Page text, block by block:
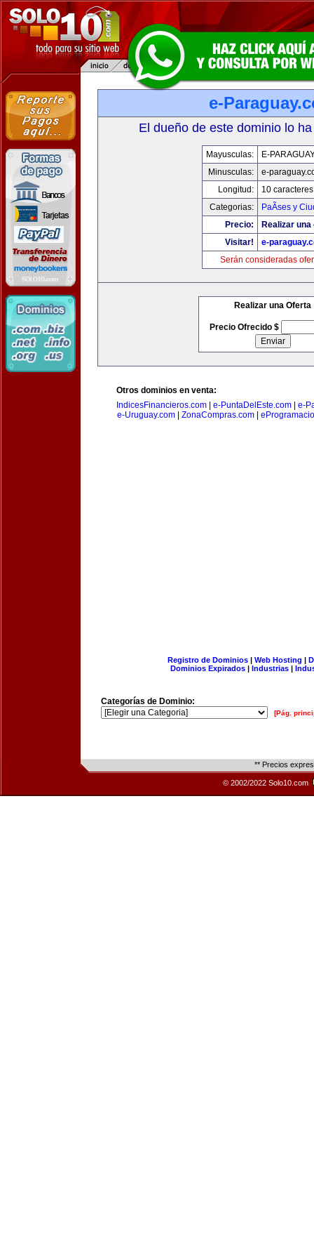
e-
El dueño de este dominio lo
Mayusculas:
E-
Minusculas:
e-
Longitud:
10 caracteres
Categorias:
PaÃ­ses y
Precio:
Realizar
Visitar!
e-
Serán consideradas
Realizar una Oferta
Precio Ofrecido $
Otros dominios en venta:
IndicesFinancieros.com
e-PuntaDelEste.com
e-
e-Uruguay.com
ZonaCompras.com
Registro de Dominios| Web Hosting |
Dominios Expirados | Industrias |
Categorías de Dominio:
[Pág.
** Precios
© 2002/2022 Solo10.com